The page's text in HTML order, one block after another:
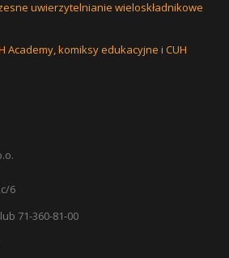
uwierzytelnianie wieloskładnikowe
Academy, komiksy edukacyjne i CUH
6
71-360-81-00